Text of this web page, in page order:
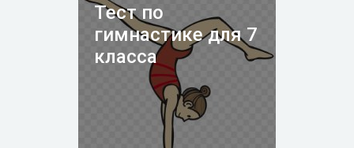
Тест по
гимнастике для 7
класса